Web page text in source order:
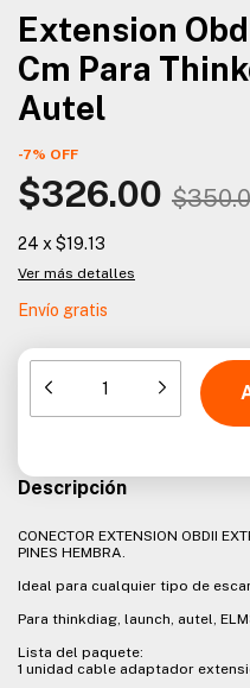
Extension
Cm Para
Autel
-7% OFF
$326.00
24 x $19.13
Ver más detalles
Envío gratis
Descripción
CONECTOR EXTENSION OBDII
PINES HEMBRA.
Ideal para cualquier tipo de
Para thinkdiag, launch, autel,
Lista del paquete:
1 unidad cable adaptador